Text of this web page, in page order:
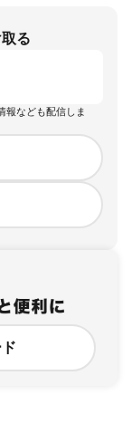
る
報なども配信しま